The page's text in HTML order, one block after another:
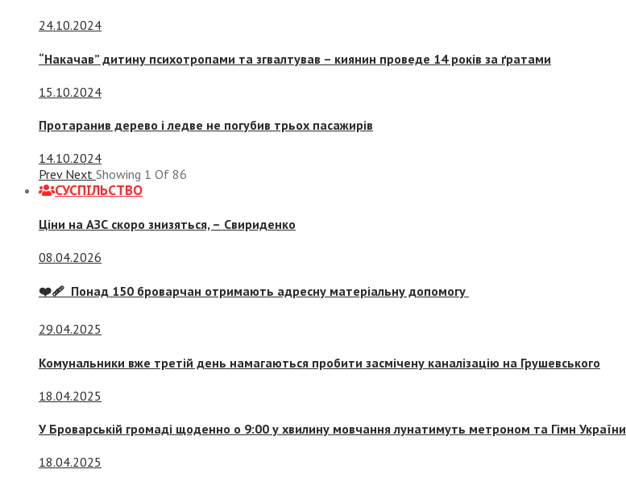
24.10.2024
“Накачав” дитину психотропами та згвалтував – киянин проведе 14 років за ґратами
15.10.2024
Протаранив дерево і ледве не погубив трьох пасажирів
14.10.2024
Prev Next Showing 1 Of 86
СУСПIЛЬСТВО
Ціни на АЗС скоро знизяться, – Свириденко
08.04.2026
❤️‍🩹 Понад 150 броварчан отримають адресну матеріальну допомогу
29.04.2025
Комунальники вже третій день намагаються пробити засмічену каналізацію на Грушевського
18.04.2025
У Броварській громаді щоденно о 9:00 у хвилину мовчання лунатимуть метроном та Гімн України
18.04.2025